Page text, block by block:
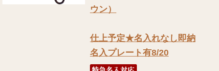
ウン）
仕上予定★名入れなし即納
名入プレート有8/20